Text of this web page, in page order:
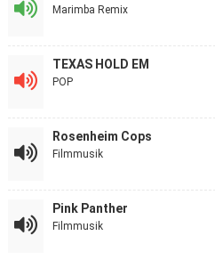
Marimba Remix
TEXAS HOLD EM
POP
Rosenheim Cops
Filmmusik
Pink Panther
Filmmusik